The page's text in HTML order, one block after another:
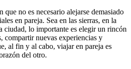
que no es necesario alejarse demasiado
en pareja. Sea en las sierras, en la
ciudad, lo importante es elegir un rincón
compartir nuevas experiencias y
al fin y al cabo, viajar en pareja es
del otro.